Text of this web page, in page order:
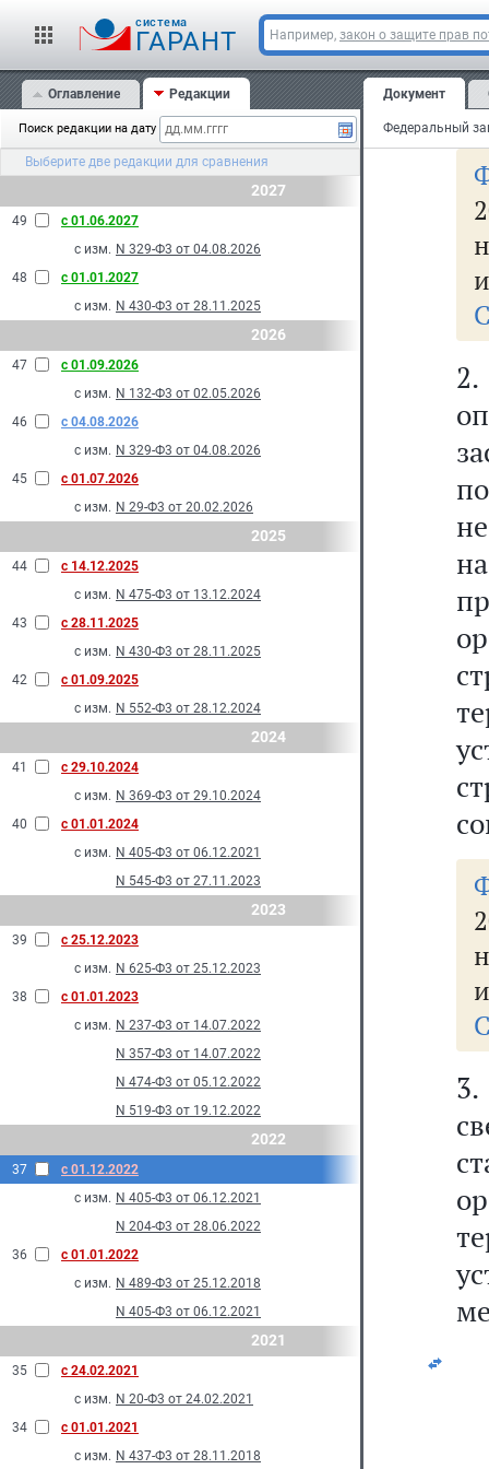
cистема
ГАРАНТ Например, закон о защите прав
Оглавление Редакции
Поиск редакции на дату
Выберите две редакции для сравнения
2027
49
с 01.06.2027
с изм. N 329-Ф3 от 04.08.2026
48
с 01.01.2027
с изм. N 430-Ф3 от 28.11.2025
2026
47
с 01.09.2026
с изм. N 132-Ф3 от 02.05.2026
46
с 04.08.2026
с изм. N 329-Ф3 от 04.08.2026
45
с 01.07.2026
с изм. N 29-Ф3 от 20.02.2026
2025
44
с 14.12.2025
с изм. N 475-Ф3 от 13.12.2024
43
с 28.11.2025
с изм. N 430-Ф3 от 28.11.2025
42
с 01.09.2025
с изм. N 552-Ф3 от 28.12.2024
2024
41
с 29.10.2024
с изм. N 369-Ф3 от 29.10.2024
40
с 01.01.2024
с изм. N 405-Ф3 от 06.12.2021
N 545-Ф3 от 27.11.2023
2023
39
с 25.12.2023
с изм. N 625-Ф3 от 25.12.2023
38
с 01.01.2023
с изм. N 237-Ф3 от 14.07.2022
N 357-Ф3 от 14.07.2022
N 474-Ф3 от 05.12.2022
N 519-Ф3 от 19.12.2022
2022
37
с 01.12.2022
с изм. N 405-Ф3 от 06.12.2021
N 204-Ф3 от 28.06.2022
36
с 01.01.2022
с изм. N 489-Ф3 от 25.12.2018
N 405-Ф3 от 06.12.2021
2021
35
с 24.02.2021
с изм. N 20-Ф3 от 24.02.2021
34
с 01.01.2021
с изм. N 437-Ф3 от 28.11.2018
Документ